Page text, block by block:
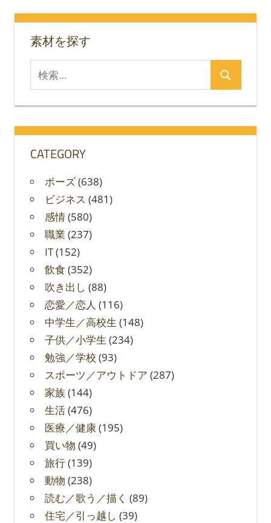
ョ
ン
素材を探す
索
対
検
CATEGORY
ポーズ(638)
ビジネス (481)
感情(580)
職業 (237)
IT(152)
飲食 (352)
吹き出し (88)
恋愛／恋人 (116)
中学生／高校生 (148)
子供／小学生 (234)
勉強／学校 (93)
スポーツ／アウトドア (287)
家族(144)
生活(476)
医療／健康(195)
買い物 (49)
旅行(139)
動物 (238)
読む／歌う／描く (89)
住宅／引っ越し (39)